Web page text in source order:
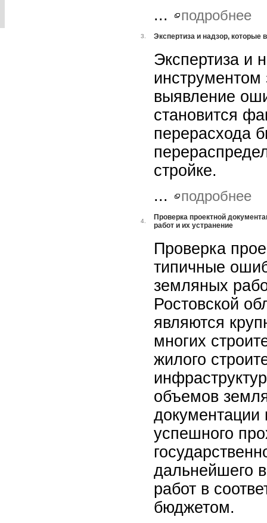
...
подробнее
3. Экспертиза и надзор,
Экспертиза и
инструментом
выявление
становится
перерасхода
стройке.
...
подробнее
4.
Проверка проектной
работ и их устранение
Проверка
типичные
земляных
Ростовской
являются
многих
жилого
объемов
документации
успешного
дальнейшего
работ в
бюджетом.